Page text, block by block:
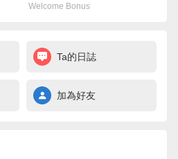
Welcome Bonus
Ta的日誌
加為好友